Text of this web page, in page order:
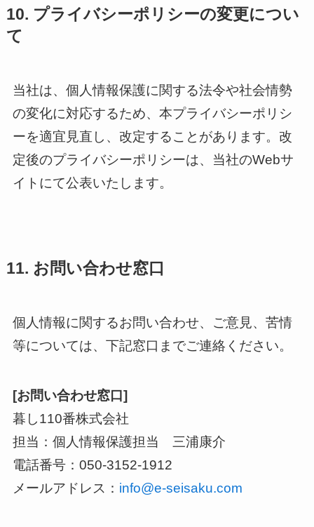
10. プライバシーポリシーの変更につい
て
当社は、個人情報保護に関する法令や社会情勢
の変化に対応するため、本プライバシーポリシ
ーを適宜見直し、改定することがあります。改
定後のプライバシーポリシーは、当社のWebサ
イトにて公表いたします。
11. お問い合わせ窓口
個人情報に関するお問い合わせ、ご意見、苦情
等については、下記窓口までご連絡ください。
[お問い合わせ窓口]
暮し110番株式会社
担当：個人情報保護担当 三浦康介
電話番号：050-3152-1912
メールアドレス： info@e-seisaku.com